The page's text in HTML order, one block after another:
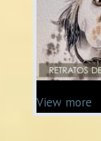
View more